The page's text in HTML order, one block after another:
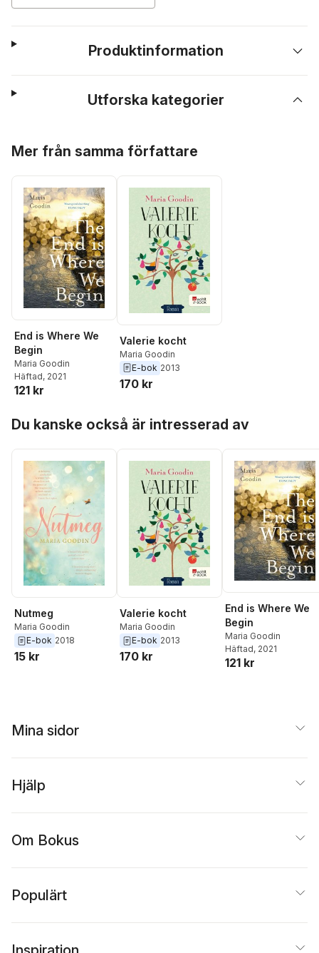
Produktinformation
Utforska kategorier
Mer från samma författare
End is Where We
Begin
Maria Goodin
Häftad, 2021
121 kr
Valerie kocht
Maria Goodin
E-bok 2013
170 kr
Du kanske också är intresserad av
Nutmeg
Maria Goodin
E-bok 2018
15 kr
Valerie kocht
Maria Goodin
E-bok 2013
170 kr
End is Where We
Begin
Maria Goodin
Häftad, 2021
121 kr
Mina sidor
Hjälp
Om Bokus
Populärt